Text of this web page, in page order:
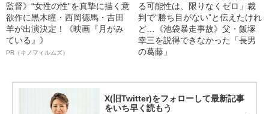
監督》“女性の性”を真摯に描く意
欲作に黒木瞳・西岡德馬・吉田
羊が出演決定！《映画『月がみ
ている』》
PR（キノフィルムズ）
る可能性は、限りなくゼロ」裁
判で“勝ち目がない”と伝えたけれ
ど…《池袋暴走事故》父・飯塚
幸三を説得できなかった「長男
の葛藤」
X(旧Twitter)をフォローして最新記事
をいち早く読もう